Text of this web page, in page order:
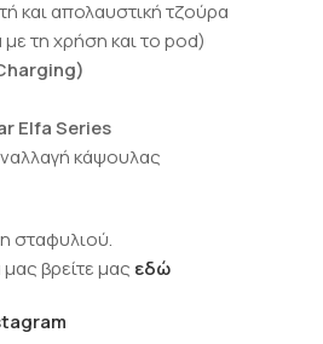
και απολαυστική τζούρα
τη χρήση και το pod)
Elfa Series
κάψουλας
σταφυλιού.
βρείτε μας εδώ